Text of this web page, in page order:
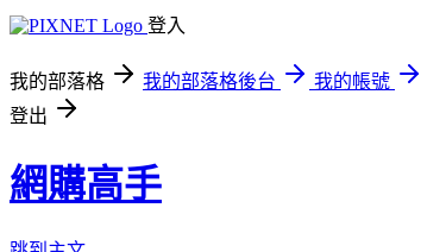
登入
我的部落格 我的部落格後台
我的帳號
登出
網購高手